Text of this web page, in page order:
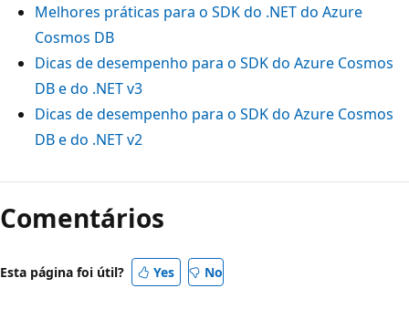
Melhores práticas para o SDK do .NET do Azure
Cosmos DB
Dicas de desempenho para o SDK do Azure Cosmos
DB e do .NET v3
Dicas de desempenho para o SDK do Azure Cosmos
DB e do .NET v2
Comentários
Esta página foi útil? Yes No